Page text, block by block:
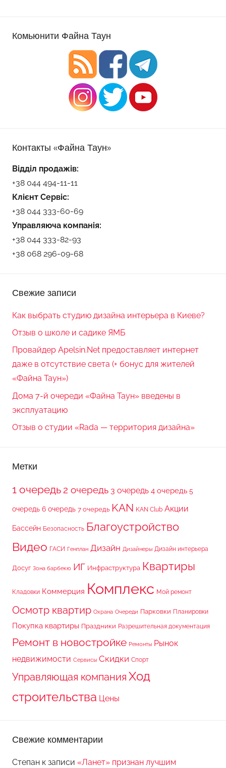
Комьюнити Файна Таун
Контакты «Файна Таун»
Відділ продажів:
+38 044 494-11-11
Клієнт Сервіс:
+38 044 333-60-69
Управляюча компанія:
+38 044 333-82-93
+38 068 296-09-68
Свежие записи
Как выбрать студию дизайна интерьера в Киеве?
Отзыв о школе и садике ЯМБ
Провайдер Apelsin.Net предоставляет интернет
даже в отсутствие света (+ бонус для жителей
«Файна Таун»)
Дома 7-й очереди «Файна Таун» введены в
эксплуатацию
Отзыв о студии «Rada — территория дизайна»
Метки
1 очередь2 очередь 3 очередь 4 очередь 5
очередь 6 очередь 7 очередь KAN KAN Club Акции
Бассейн Безопасность Благоустройство
Видео ГАСИ Генплан Дизайн Дизайнеры Дизайн интерьера
Досуг Зона барбекю ИГ Инфраструктура Квартиры
Кладовки Коммерция Комплекс Мой ремонт
Осмотр квартир Охрана Очереди Парковки Планировки
Покупка квартиры Праздники Разрешительная документация
Ремонт в новостройке Ремонты Рынок
недвижимости Сервисы Скидки Спорт
Управляющая компания Ход
строительства Цены
Свежие комментарии
Степан к записи «Ланет» признан лучшим